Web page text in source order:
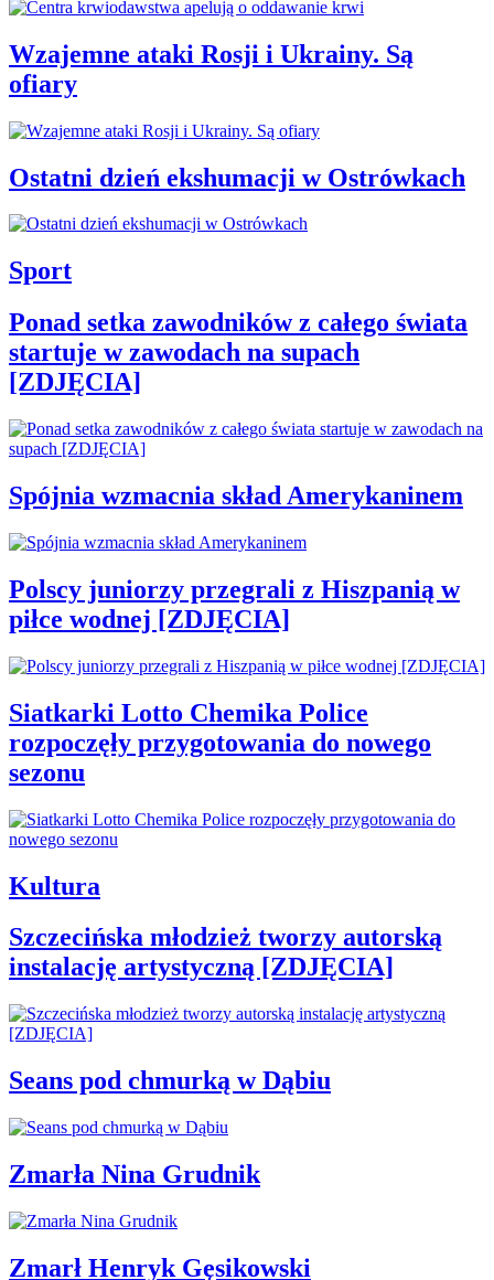
Wzajemne ataki Rosji i Ukrainy. Są
ofiary
Ostatni dzień ekshumacji w Ostrówkach
Sport
Ponad setka zawodników z całego świata
startuje w zawodach na supach
[ZDJĘCIA]
Spójnia wzmacnia skład Amerykaninem
Polscy juniorzy przegrali z Hiszpanią w
piłce wodnej [ZDJĘCIA]
Siatkarki Lotto Chemika Police
rozpoczęły przygotowania do nowego
sezonu
Kultura
Szczecińska młodzież tworzy autorską
instalację artystyczną [ZDJĘCIA]
Seans pod chmurką w Dąbiu
Zmarła Nina Grudnik
Zmarł Henryk Gęsikowski